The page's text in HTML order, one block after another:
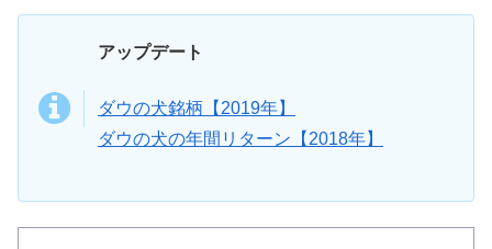
アップデート
ダウの犬銘柄【2019年】
ダウの犬の年間リターン【2018年】